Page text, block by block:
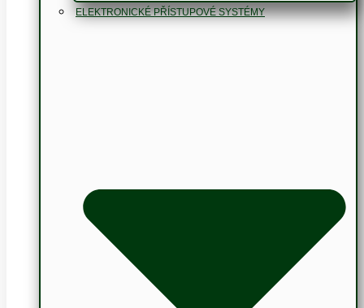
ELEKTRONICKÉ PŘÍSTUPOVÉ SYSTÉMY